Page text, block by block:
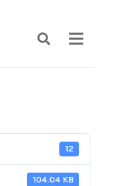
12
104.04 KB